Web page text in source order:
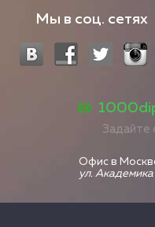
Мы в соц. сетях
Задайте
Офис в
ул.